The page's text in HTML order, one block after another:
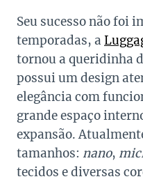
Seu sucesso não foi
temporadas, a
tornou a queridinha
possui um design
elegância com
grande espaço
expansão.
tamanhos: nano,
tecidos e diversas